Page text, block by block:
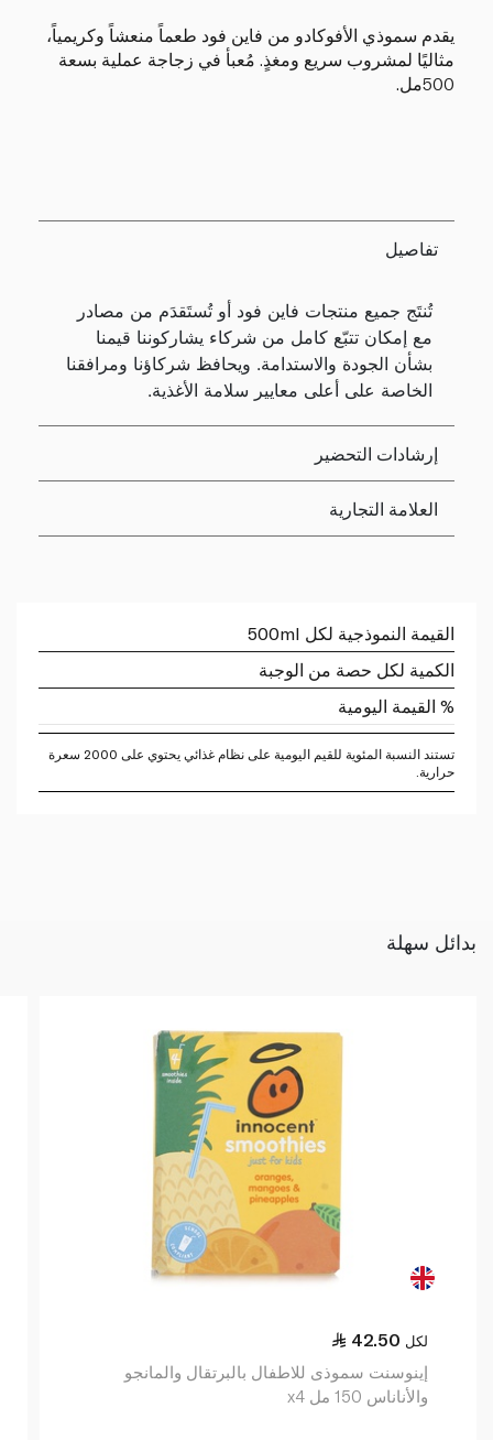
يقدم سموذي الأفوكادو من فاين فود طعماً منعشاً وكريمياً،
مثاليًا لمشروب سريع ومغذٍ. مُعبأ في زجاجة عملية بسعة
500مل.
تفاصيل
تُنتَج جميع منتجات فاين فود أو تُستَقدَم من مصادر
مع إمكان تتبّع كامل من شركاء يشاركوننا قيمنا
بشأن الجودة والاستدامة. ويحافظ شركاؤنا ومرافقنا
الخاصة على أعلى معايير سلامة الأغذية.
إرشادات التحضير
العلامة التجارية
القيمة النموذجية لكل 500ml
الكمية لكل حصة من الوجبة
% القيمة اليومية
تستند النسبة المئوية للقيم اليومية على نظام غذائي يحتوي على 2000 سعرة
حرارية.
بدائل سهلة
42.50 لكل
إينوسنت سموذى للاطفال بالبرتقال والمانجو
والأناناس 150 مل x4